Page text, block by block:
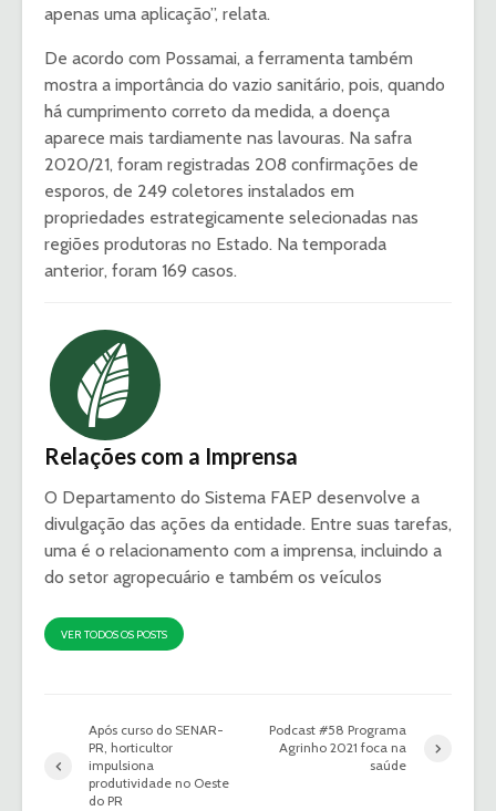
apenas uma aplicação”, relata.
De acordo com Possamai, a ferramenta também
mostra a importância do vazio sanitário, pois, quando
há cumprimento correto da medida, a doença
aparece mais tardiamente nas lavouras. Na safra
2020/21, foram registradas 208 confirmações de
esporos, de 249 coletores instalados em
propriedades estrategicamente selecionadas nas
regiões produtoras no Estado. Na temporada
anterior, foram 169 casos.
Relações com a Imprensa
O Departamento do Sistema FAEP desenvolve a
divulgação das ações da entidade. Entre suas tarefas,
uma é o relacionamento com a imprensa, incluindo a
do setor agropecuário e também os veículos
VER TODOS OS POSTS
Após curso do SENAR-
PR, horticultor
impulsiona
produtividade no Oeste
do PR
Podcast #58 Programa
Agrinho 2021 foca na
saúde